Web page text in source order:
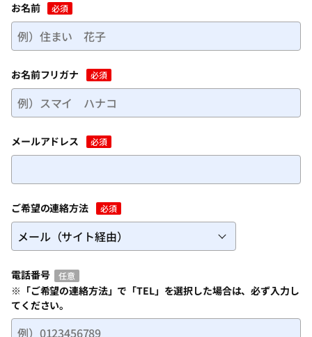
お名前 必須
お名前フリガナ 必須
メールアドレス 必須
ご希望の連絡方法 必須
電話番号 任意
※「ご希望の連絡方法」で「TEL」を選択した場合は、必ず入力し
てください。